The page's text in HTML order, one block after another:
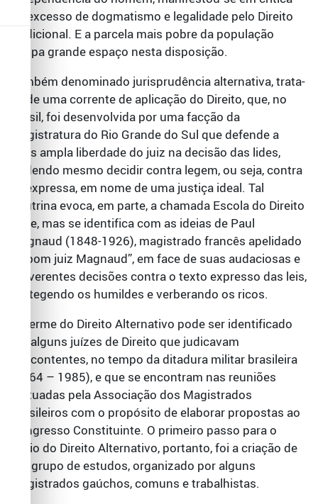
ao excesso de dogmatismo e legalidade pelo Direito
tradicional. E a parcela mais pobre da população
ocupa grande espaço nesta disposição.
Também denominado jurisprudência alternativa, trata-
se de uma corrente de aplicação do Direito, que, no
Brasil, foi desenvolvida por uma facção da
magistratura do Rio Grande do Sul que defende a
mais ampla liberdade do juiz na decisão das lides,
podendo mesmo decidir contra legem, ou seja, contra
lei expressa, em nome de uma justiça ideal. Tal
doutrina evoca, em parte, a chamada Escola do Direito
Livre, mas se identifica com as ideias de Paul
Magnaud (1848-1926), magistrado francês apelidado
“O bom juiz Magnaud”, em face de suas audaciosas e
irreverentes decisões contra o texto expresso das leis,
protegendo os humildes e verberando os ricos.
O germe do Direito Alternativo pode ser identificado
em alguns juízes de Direito que judicavam
descontentes, no tempo da ditadura militar brasileira
(1964 – 1985), e que se encontram nas reuniões
efetuadas pela Associação dos Magistrados
Brasileiros com o propósito de elaborar propostas ao
Congresso Constituinte. O primeiro passo para o
início do Direito Alternativo, portanto, foi a criação de
um grupo de estudos, organizado por alguns
magistrados gaúchos, comuns e trabalhistas.